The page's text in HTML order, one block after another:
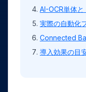
AI-OCR単体
実際の自動化
Connected
導入効果の目